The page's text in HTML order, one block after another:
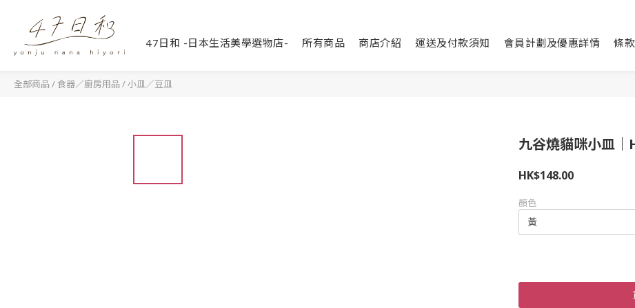
47日和 -日本生活美學選物店- 所有商品 商店介紹 運送及付款須知 會員計劃及優惠詳情 條
全部商品 / 食器／廚房用品 /小皿／豆皿
九谷燒貓咪小皿
HK$148.00
顏色